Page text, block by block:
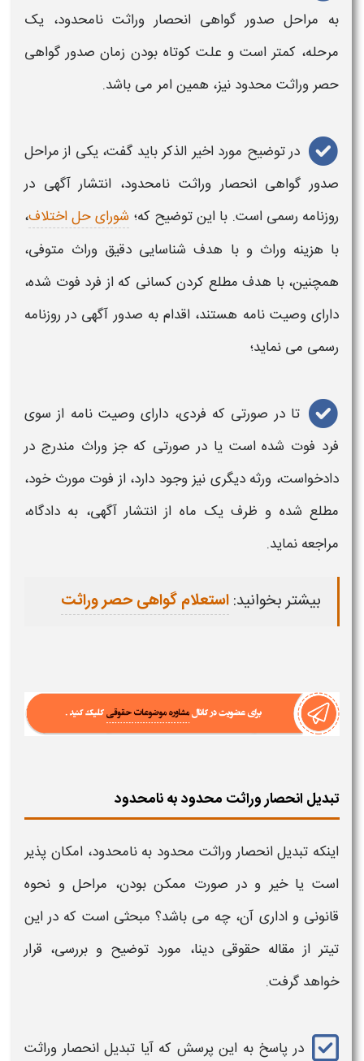
به مراحل صدور گواهی انحصار وراثت نامحدود، یک
مرحله، کمتر است و علت کوتاه بودن زمان صدور گواهی
حصر وراثت محدود نیز، همین امر می باشد.
در توضیح مورد اخیر الذکر باید گفت، یکی از مراحل
صدور گواهی انحصار وراثت نامحدود، انتشار آگهی در
روزنامه رسمی است. با این توضیح که؛ شورای حل اختلاف،
با هزینه وراث و با هدف شناسایی دقیق وراث متوفی،
همچنین، با هدف مطلع کردن کسانی که از فرد فوت شده،
دارای وصیت نامه هستند، اقدام به صدور آگهی در روزنامه
رسمی می نماید؛
تا در صورتی که فردی، دارای وصیت نامه از سوی
فرد فوت شده است یا در صورتی که جز وراث مندرج در
دادخواست، ورثه دیگری نیز وجود دارد، از فوت مورث خود،
مطلع شده و ظرف یک ماه از انتشار آگهی، به دادگاه،
مراجعه نماید.
بیشتر بخوانید:استعلام گواهی حصر وراثت
تبدیل انحصار وراثت محدود به نامحدود
اینکه تبدیل انحصار وراثت محدود به نامحدود،امکان پذیر
است یا خیر و در صورت ممکن بودن، مراحل و نحوه
قانونی و اداری آن، چه می باشد؟ مبحثی است که در این
تیتر از مقاله حقوقی دینا، مورد توضیح و بررسی، قرار
خواهد گرفت.
در پاسخ به این پرسش که آیا تبدیل انحصار وراثت